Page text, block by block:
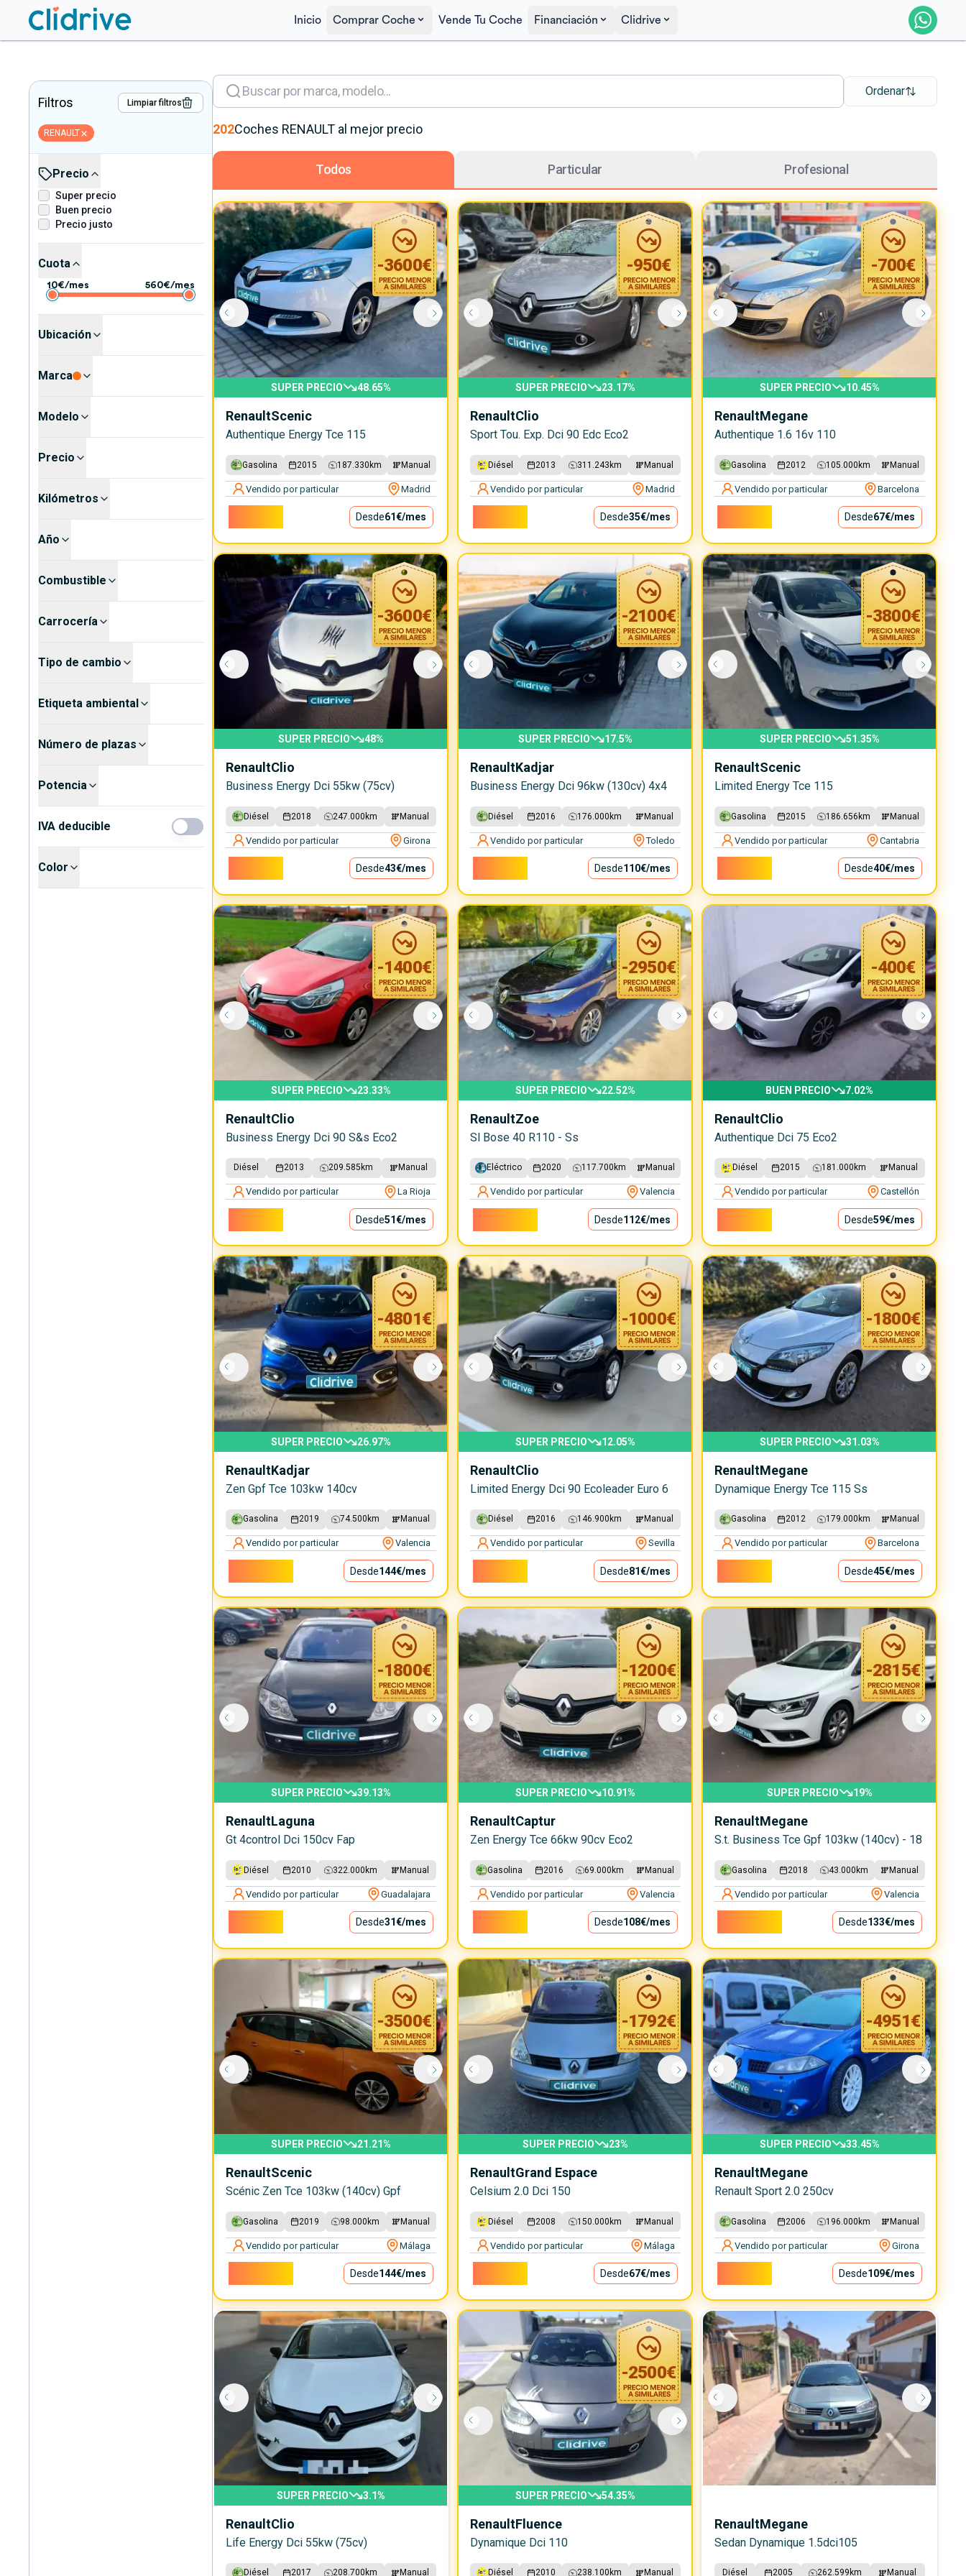
Inicio Comprar Coche Vende Tu Coche Financiación Clidrive
Filtros Limpiar filtros
RENAULT
Precio
Super precio
Buen precio
Precio justo
Cuota
10€/mes 560€/mes
Ubicación
Marca
Modelo
Precio
Kilómetros
Año
Combustible
Carrocería
Tipo de cambio
Etiqueta ambiental
Número de plazas
Potencia
IVA deducible
Color
Ordenar
202Coches RENAULT al mejor precio
Todos Particular Profesional
-3600€
SUPER PRECIO 48.65%
RenaultScenic
Authentique Energy Tce 115
Gasolina 2015 187.330 km Manual
Vendido por particular Madrid
Desde61€/mes
-950€
SUPER PRECIO 23.17%
RenaultClio
Sport Tou. Exp. Dci 90 Edc Eco2
Diésel 2013 311.243 km Manual
Vendido por particular Madrid
Desde35€/mes
-700€
SUPER PRECIO 10.45%
RenaultMegane
Authentique 1.6 16v 110
Gasolina 2012 105.000 km Manual
Vendido por particular Barcelona
Desde67€/mes
-3600€
SUPER PRECIO 48%
RenaultClio
Business Energy Dci 55kw (75cv)
Diésel 2018 247.000 km Manual
Vendido por particular Girona
Desde43€/mes
-2100€
SUPER PRECIO 17.5%
RenaultKadjar
Business Energy Dci 96kw (130cv) 4x4
Diésel 2016 176.000 km Manual
Vendido por particular Toledo
Desde110€/mes
-3800€
SUPER PRECIO 51.35%
RenaultScenic
Limited Energy Tce 115
Gasolina 2015 186.656 km Manual
Vendido por particular Cantabria
Desde40€/mes
-1400€
SUPER PRECIO 23.33%
RenaultClio
Business Energy Dci 90 S&s Eco2
Diésel 2013 209.585 km Manual
Vendido por particular La Rioja
Desde51€/mes
-2950€
SUPER PRECIO 22.52%
RenaultZoe
Sl Bose 40 R110 - Ss
Eléctrico 2020 117.700 km Manual
Vendido por particular Valencia
Desde112€/mes
-400€
BUEN PRECIO 7.02%
RenaultClio
Authentique Dci 75 Eco2
Diésel 2015 181.000 km Manual
Vendido por particular Castellón
Desde59€/mes
-4801€
SUPER PRECIO 26.97%
RenaultKadjar
Zen Gpf Tce 103kw 140cv
Gasolina 2019 74.500 km Manual
Vendido por particular Valencia
Desde144€/mes
-1000€
SUPER PRECIO 12.05%
RenaultClio
Limited Energy Dci 90 Ecoleader Euro 6
Diésel 2016 146.900 km Manual
Vendido por particular Sevilla
Desde81€/mes
-1800€
SUPER PRECIO 31.03%
RenaultMegane
Dynamique Energy Tce 115 Ss
Gasolina 2012 179.000 km Manual
Vendido por particular Barcelona
Desde45€/mes
-1800€
SUPER PRECIO 39.13%
RenaultLaguna
Gt 4control Dci 150cv Fap
Diésel 2010 322.000 km Manual
Vendido por particular Guadalajara
Desde31€/mes
-1200€
SUPER PRECIO 10.91%
RenaultCaptur
Zen Energy Tce 66kw 90cv Eco2
Gasolina 2016 69.000 km Manual
Vendido por particular Valencia
Desde108€/mes
-2815€
SUPER PRECIO 19%
RenaultMegane
S.t. Business Tce Gpf 103kw (140cv) - 18
Gasolina 2018 43.000 km Manual
Vendido por particular Valencia
Desde133€/mes
-3500€
SUPER PRECIO 21.21%
RenaultScenic
Scénic Zen Tce 103kw (140cv) Gpf
Gasolina 2019 98.000 km Manual
Vendido por particular Málaga
Desde144€/mes
-1792€
SUPER PRECIO 23%
RenaultGrand Espace
Celsium 2.0 Dci 150
Diésel 2008 150.000 km Manual
Vendido por particular Málaga
Desde67€/mes
-4951€
SUPER PRECIO 33.45%
RenaultMegane
Renault Sport 2.0 250cv
Gasolina 2006 196.000 km Manual
Vendido por particular Girona
Desde109€/mes
SUPER PRECIO 3.1%
RenaultClio
Life Energy Dci 55kw (75cv)
Diésel 2017 208.700 km Manual
-2500€
SUPER PRECIO 54.35%
RenaultFluence
Dynamique Dci 110
Diésel 2010 238.100 km Manual
RenaultMegane
Sedan Dynamique 1.5dci105
Diésel 2005 262.599 km Manual